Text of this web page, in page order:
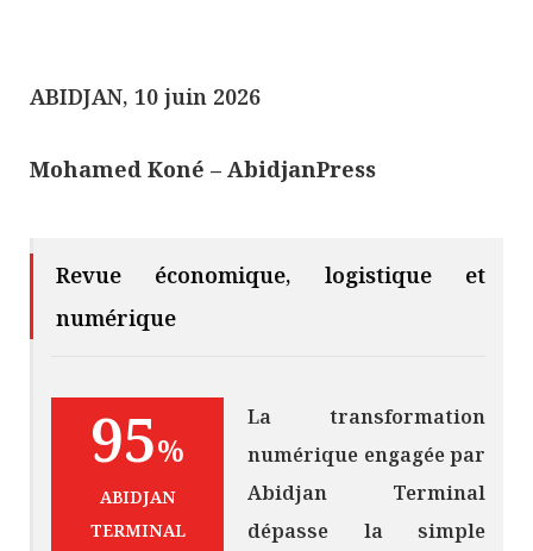
ABIDJAN, 10 juin 2026
Mohamed Koné – AbidjanPress
Revue économique, logistique et
numérique
95%
ABIDJAN
TERMINAL
La transformation
numérique engagée par
Abidjan Terminal
dépasse la simple